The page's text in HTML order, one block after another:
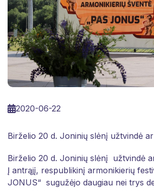
2020-06-22
Birželio 20 d. Joninių slėnį užtvindė
Birželio 20 d. Joninių slėnį užtvindė
Į antrąjį, respublikinį armonikierių
JONUS“ sugužėjo daugiau nei trys